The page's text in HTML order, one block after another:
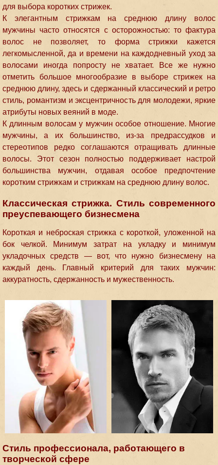
для выбора коротких стрижек.
К элегантным стрижкам на среднюю длину волос
мужчины часто относятся с осторожностью: то фактура
волос не позволяет, то форма стрижки кажется
легкомысленной, да и времени на каждодневный уход за
волосами иногда попросту не хватает. Все же нужно
отметить большое многообразие в выборе стрижек на
среднюю длину, здесь и сдержанный классический и ретро
стиль, романтизм и эксцентричность для молодежи, яркие
атрибуты новых веяний в моде.
К длинным волосам у мужчин особое отношение. Многие
мужчины, а их большинство, из-за предрассудков и
стереотипов редко соглашаются отращивать длинные
волосы. Этот сезон полностью поддерживает настрой
большинства мужчин, отдавая особое предпочтение
коротким стрижкам и стрижкам на среднюю длину волос.
Классическая стрижка. Стиль современного
преуспевающего бизнесмена
Короткая и неброская стрижка с короткой, уложенной на
бок челкой. Минимум затрат на укладку и минимум
укладочных средств — вот, что нужно бизнесмену на
каждый день. Главный критерий для таких мужчин:
аккуратность, сдержанность и мужественность.
Стиль профессионала, работающего в
творческой сфере